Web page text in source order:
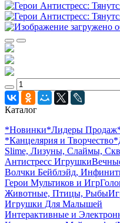
Каталог
*Новинки*Лидеры Продаж
*Канцелярия и Творчество
Slime, Лизуны, Слаймы,
Антистресс Игрушки
Волчки Бейблэйд,
Герои Мультиков и Игр
Животные, Птицы, Рыбы
Игрушки Для Малышей
Интерактивные и